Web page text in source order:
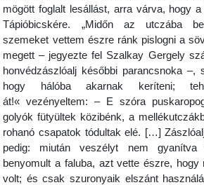
mögött foglalt lesállást, arra várva, hogy
Tápióbicskére. „Midőn az utczába
szemeket vettem észre ránk pislogni a
megett – jegyezte fel Szalkay Gergely
honvédzászlóalj későbbi parancsnoka –,
hogy hálóba akarnak keríteni;
át!« vezényeltem: – E szóra
golyók fütyültek közibénk, a
rohanó csapatok tódultak elé. […]
pedig: miután veszélyt nem gyanítva
benyomult a faluba, azt vette észre, hogy
volt; és csak szuronyaik elszánt